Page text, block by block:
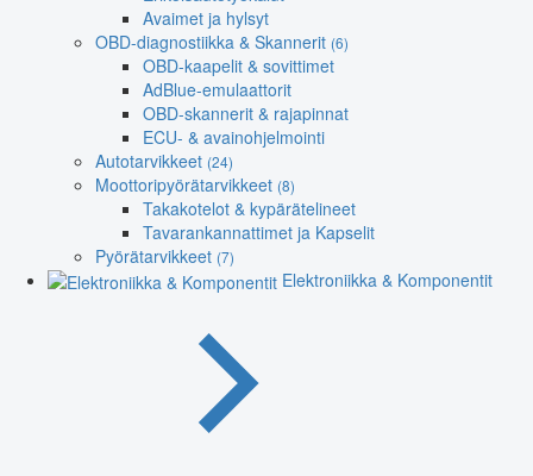
Avaimet ja hylsyt
OBD-diagnostiikka & Skannerit (6)
OBD-kaapelit & sovittimet
AdBlue-emulaattorit
OBD-skannerit & rajapinnat
ECU- & avainohjelmointi
Autotarvikkeet (24)
Moottoripyörätarvikkeet (8)
Takakotelot & kypärätelineet
Tavarankannattimet ja Kapselit
Pyörätarvikkeet (7)
Elektroniikka & Komponentit